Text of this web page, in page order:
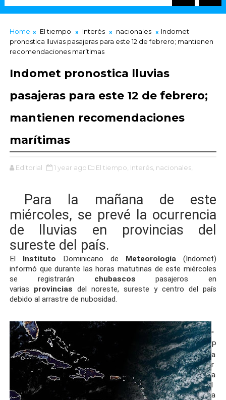
Home El tiempo Interés nacionales
Indomet
pronostica lluvias pasajeras para este 12 de febrero; mantienen
recomendaciones marítimas
Indomet pronostica lluvias
pasajeras para este 12 de febrero;
mantienen recomendaciones
marítimas
Editorial 1 year ago El tiempo, Interés, nacionales,
Para la mañana de este
miércoles, se prevé la ocurrencia
de lluvias en provincias del
sureste del país.
El Instituto Dominicano de Meteorología (Indomet)
informó que durante las horas matutinas de este miércoles
se registrarán chubascos pasajeros en
varias provincias del noreste, sureste y centro del país
debido al arrastre de nubosidad.
"
P
a
r
a
l
a